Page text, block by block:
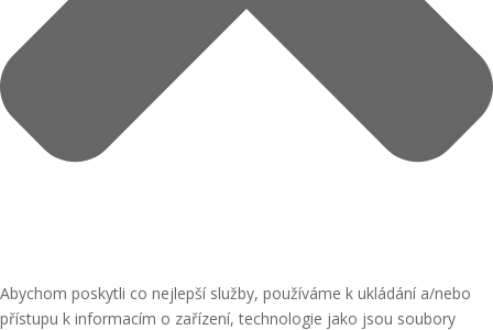
Abychom poskytli co nejlepší služby, používáme k ukládání a/nebo
přístupu k informacím o zařízení, technologie jako jsou soubory